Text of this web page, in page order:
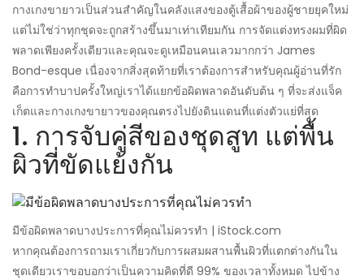
กางเกงขายาวเป็นส่วนสำคัญในคลังแสงของตู้เสื้อผ้าของผู้ชายยุคใหม่
แต่ไม่ใช่ว่าทุกชุดจะถูกสร้างขึ้นมาเท่าเทียมกัน การจัดแต่งทรงผมที่ผิด
พลาดเพียงครั้งเดียวและคุณจะดูเหมือนคนเลวมากกว่า James
Bond-esque เนื่องจากสิ่งสุดท้ายที่เราต้องการสำหรับคุณผู้อ่านที่รัก
คือการทำบาปครั้งใหญ่เราได้แยกข้อผิดพลาดอันดับต้น ๆ ที่จะส่งแจ็ค
เก็ตและกางเกงขายาวของคุณตรงไปยังดินแดนที่แต่งตัวแย่ที่สุด
1. การจับคู่สีของชุดสูท แต่พื้น
ผิวที่ขัดแย้งกัน
มีข้อผิดพลาดบางประการที่คุณไม่ควรทำ | iStock.com
หากคุณต้องการถามเราเกี่ยวกับการผสมผสานพื้นผิวที่แตกต่างกันใน
ชุดเดียวเราขอบอกว่าเป็นความคิดที่ดี 99% ของเวลาทั้งหมด ไปข้าง